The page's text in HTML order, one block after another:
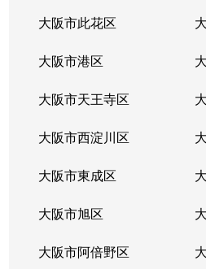
大阪市此花区
大阪市港区
大阪市天王寺区
大阪市西淀川区
大阪市東成区
大阪市旭区
大阪市阿倍野区